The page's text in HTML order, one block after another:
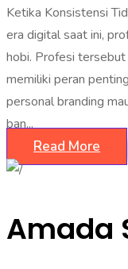
Ketika Konsistensi
era digital saat ini,
hobi. Profesi tersebut
memiliki peran
personal branding
ban...
Read More
Amada